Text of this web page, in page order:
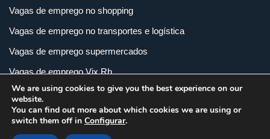
Vagas de emprego no shopping
Vagas de emprego no transportes e logística
Vagas de emprego supermercados
Vagas de emprego Vix Rh
Vagas de empregos em imobiliária
Vagas de empregos em loja
Vagas de empregos na indústria
We are using cookies to give you the best experience on our
website.
You can find out more about which cookies we are using or
switch them off in Configurar.